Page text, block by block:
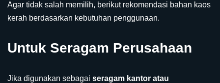
Agar tidak salah memilih, berikut rekomendasi bahan kaos
kerah berdasarkan kebutuhan penggunaan.
Untuk Seragam Perusahaan
Jika digunakan sebagai seragam kantor atau